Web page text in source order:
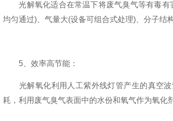
光解氧化适合在常温下将废气臭气等有毒有
均匀通过)、气量大(设备可组合式处理)、分子结
5、效率高节能：
光解氧化利用人工紫外线灯管产生的真空波
耗，利用废气臭气表面中的水份和氧气作为氧化